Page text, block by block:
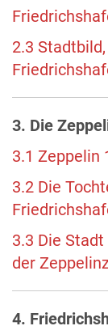
2.3
3. Die
3.1 Zeppelin
3.2 Die
3.3 Die
der
4.